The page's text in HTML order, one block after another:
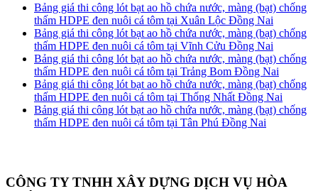
Bảng giá thi công lót bạt ao hồ chứa nước, màng (bạt) chống
thấm HDPE đen nuôi cá tôm tại Xuân Lộc Đồng Nai
Bảng giá thi công lót bạt ao hồ chứa nước, màng (bạt) chống
thấm HDPE đen nuôi cá tôm tại Vĩnh Cửu Đồng Nai
Bảng giá thi công lót bạt ao hồ chứa nước, màng (bạt) chống
thấm HDPE đen nuôi cá tôm tại Trảng Bom Đồng Nai
Bảng giá thi công lót bạt ao hồ chứa nước, màng (bạt) chống
thấm HDPE đen nuôi cá tôm tại Thống Nhất Đồng Nai
Bảng giá thi công lót bạt ao hồ chứa nước, màng (bạt) chống
thấm HDPE đen nuôi cá tôm tại Tân Phú Đồng Nai
CÔNG TY TNHH XÂY DỰNG DỊCH VỤ HÒA